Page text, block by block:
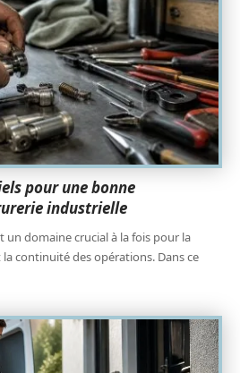
pour une bonne
industrielle
un domaine crucial à la fois pour la
continuité des opérations. Dans ce